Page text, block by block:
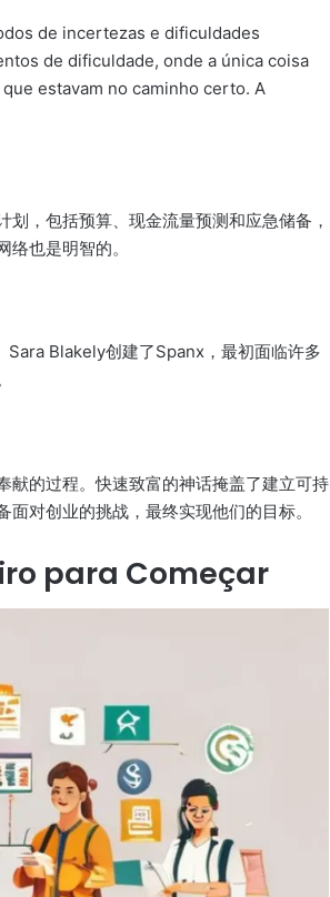
de incertezas e dificuldades
de dificuldade, onde a única coisa
estavam no caminho certo. A
，包括预算、现金流量预测和应急储备，
也是明智的。
Sara Blakely创建了Spanx，最初面临许多
献的过程。快速致富的神话掩盖了建立可持
对创业的挑战，最终实现他们的目标。
para Começar